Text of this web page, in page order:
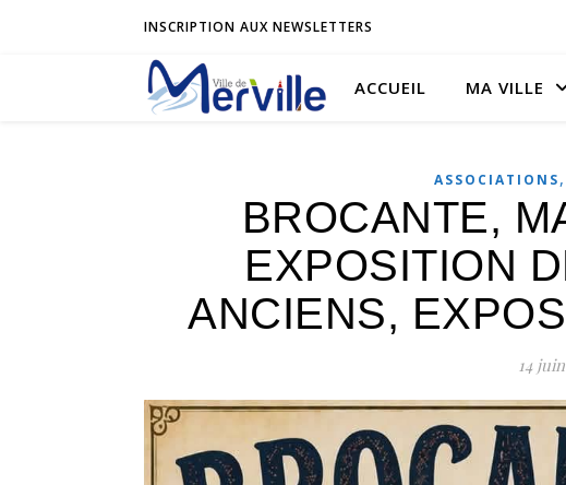
INSCRIPTION AUX NEWSLETTERS
ACCUEIL MA VILLE
ASSOCIATIONS,
BROCANTE,
EXPOSITION
ANCIENS,
14